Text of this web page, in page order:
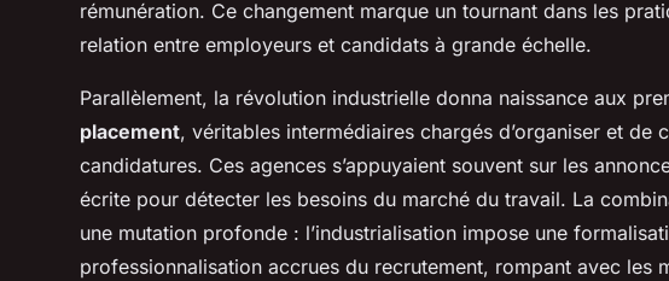
rémunération. Ce changement marque un tournant dans les
relation entre employeurs et candidats à grande échelle.
Parallèlement, la révolution industrielle donna naissance aux
placement, véritables intermédiaires chargés d’organiser et de
candidatures. Ces agences s’appuyaient souvent sur les
écrite pour détecter les besoins du marché du travail. La
une mutation profonde : l’industrialisation impose une
professionnalisation accrues du recrutement, rompant avec les